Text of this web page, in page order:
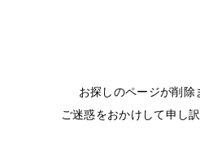
お探しのページが削
ご迷惑をおかけして申し